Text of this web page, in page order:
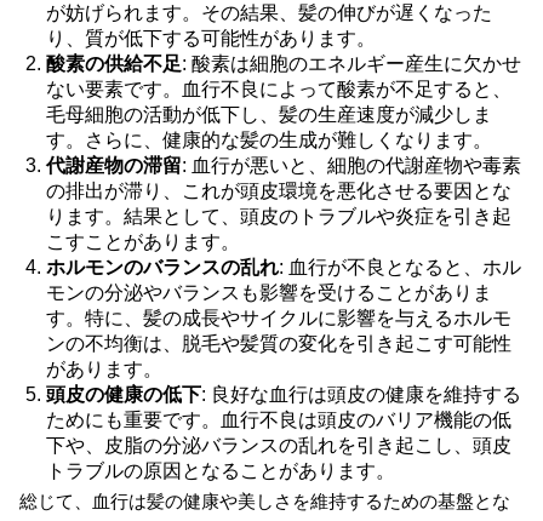
が妨げられます。その結果、髪の伸びが遅くなった
り、質が低下する可能性があります。
酸素の供給不足: 酸素は細胞のエネルギー産生に欠かせ
ない要素です。血行不良によって酸素が不足すると、
毛母細胞の活動が低下し、髪の生産速度が減少しま
す。さらに、健康的な髪の生成が難しくなります。
代謝産物の滞留: 血行が悪いと、細胞の代謝産物や毒素
の排出が滞り、これが頭皮環境を悪化させる要因とな
ります。結果として、頭皮のトラブルや炎症を引き起
こすことがあります。
ホルモンのバランスの乱れ: 血行が不良となると、ホル
モンの分泌やバランスも影響を受けることがありま
す。特に、髪の成長やサイクルに影響を与えるホルモ
ンの不均衡は、脱毛や髪質の変化を引き起こす可能性
があります。
頭皮の健康の低下: 良好な血行は頭皮の健康を維持する
ためにも重要です。血行不良は頭皮のバリア機能の低
下や、皮脂の分泌バランスの乱れを引き起こし、頭皮
トラブルの原因となることがあります。
総じて、血行は髪の健康や美しさを維持するための基盤とな